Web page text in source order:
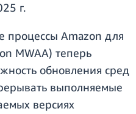
г.
процессы Amazon для
MWAA) теперь
обновления сред
выполняемые
версиях